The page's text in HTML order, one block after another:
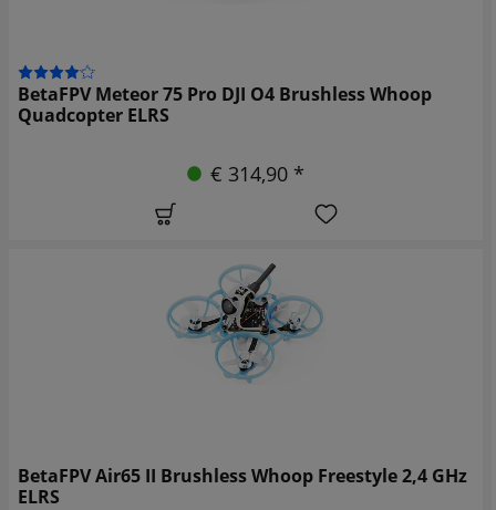
BetaFPV Meteor 75 Pro DJI O4 Brushless Whoop
Quadcopter ELRS
€ 314,90 *
BetaFPV Air65 II Brushless Whoop Freestyle 2,4 GHz
ELRS